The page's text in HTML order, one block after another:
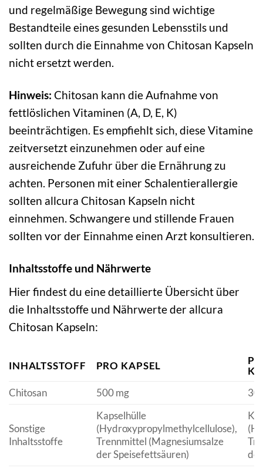
und regelmäßige Bewegung sind wichtige
Bestandteile eines gesunden Lebensstils und
sollten durch die Einnahme von Chitosan Kapseln
nicht ersetzt werden.
Hinweis: Chitosan kann die Aufnahme von
fettlöslichen Vitaminen (A, D, E, K)
beeinträchtigen. Es empfiehlt sich, diese Vitamine
zeitversetzt einzunehmen oder auf eine
ausreichende Zufuhr über die Ernährung zu
achten. Personen mit einer Schalentierallergie
sollten allcura Chitosan Kapseln nicht
einnehmen. Schwangere und stillende Frauen
sollten vor der Einnahme einen Arzt konsultieren.
Inhaltsstoffe und Nährwerte
Hier findest du eine detaillierte Übersicht über
die Inhaltsstoffe und Nährwerte der allcura
Chitosan Kapseln:
INHALTSSTOFF PRO KAPSEL
Chitosan
500 mg
Sonstige
Inhaltsstoffe
Kapselhülle
(Hydroxypropylmethylcellulose),
Trennmittel (Magnesiumsalze
der Speisefettsäuren)